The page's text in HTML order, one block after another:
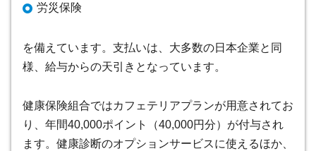
労災保険
を備えています。支払いは、大多数の日本企業と同
様、給与からの天引きとなっています。
健康保険組合ではカフェテリアプランが用意されてお
り、年間40,000ポイント（40,000円分）が付与され
ます。健康診断のオプションサービスに使えるほか、